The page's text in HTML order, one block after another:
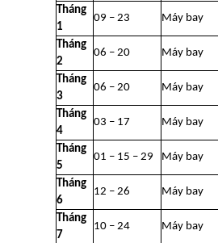
Tháng
1
09 – 23 Máy bay
Tháng
2
06 – 20 Máy bay
Tháng
3
06 – 20 Máy bay
Tháng
4
03 – 17 Máy bay
Tháng
5
01 – 15 – 29 Máy bay
Tháng
6
12 – 26 Máy bay
Tháng
7
10 – 24 Máy bay